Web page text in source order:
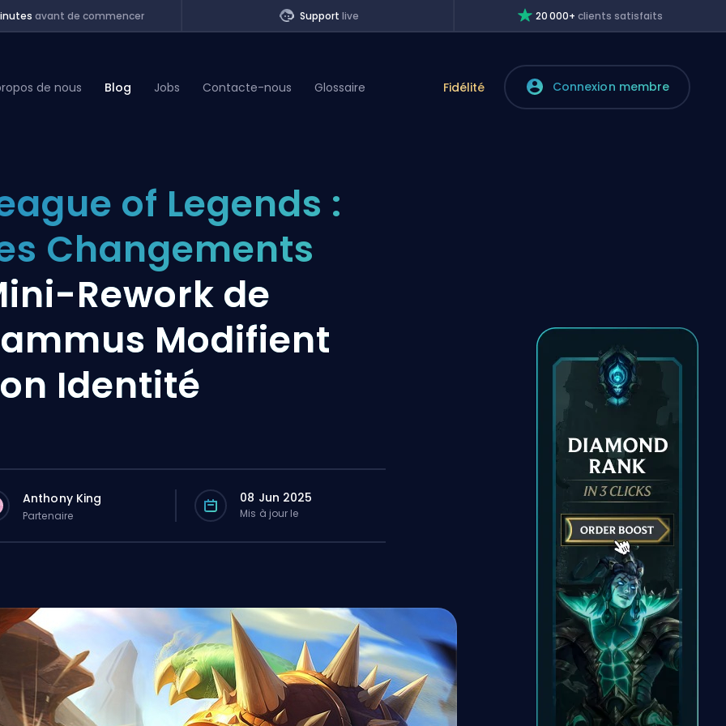
avant de commencer Support live 20 000+clients satisfaits
de nous Blog Jobs Contacte-nous Glossaire Fidélité Connexion membre
of Legends :
Changements
Rework de
Modifient
Identité
Anthony King
Partenaire
08 Jun 2025
Mis à jour le